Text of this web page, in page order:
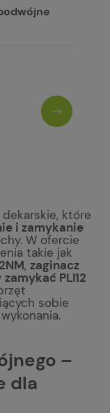
które
i zamykanie
W ofercie
takie jak
, zaginacz
zamykać PLI12
sobie
–
dla